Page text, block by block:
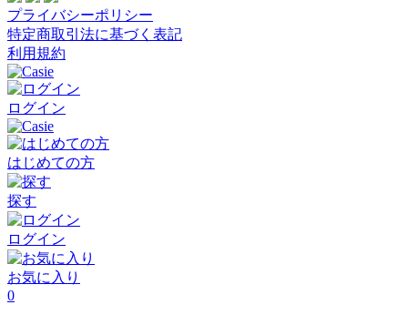
プライバシーポリシー
特定商取引法に基づく表記
利用規約
ログイン
はじめての方
探す
ログイン
お気に入り
0